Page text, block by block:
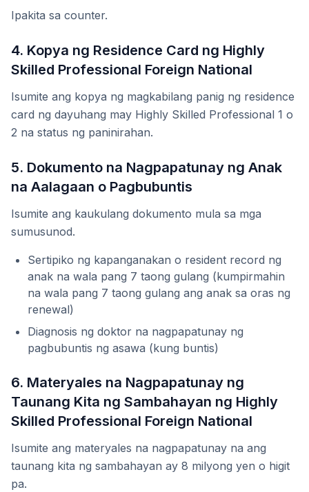
Ipakita sa counter.
4. Kopya ng Residence Card ng Highly
Skilled Professional Foreign National
Isumite ang kopya ng magkabilang panig ng residence
card ng dayuhang may Highly Skilled Professional 1 o
2 na status ng paninirahan.
5. Dokumento na Nagpapatunay ng Anak
na Aalagaan o Pagbubuntis
Isumite ang kaukulang dokumento mula sa mga
sumusunod.
Sertipiko ng kapanganakan o resident record ng
anak na wala pang 7 taong gulang (kumpirmahin
na wala pang 7 taong gulang ang anak sa oras ng
renewal)
Diagnosis ng doktor na nagpapatunay ng
pagbubuntis ng asawa (kung buntis)
6. Materyales na Nagpapatunay ng
Taunang Kita ng Sambahayan ng Highly
Skilled Professional Foreign National
Isumite ang materyales na nagpapatunay na ang
taunang kita ng sambahayan ay 8 milyong yen o higit
pa.